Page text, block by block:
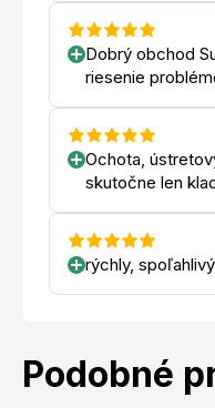
Dobrý obchod
riesenie
Ochota,
skutočne len
rýchly, spoľahlivý
Podobné